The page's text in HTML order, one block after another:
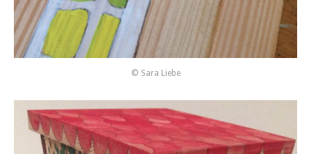
© Sara Liebe